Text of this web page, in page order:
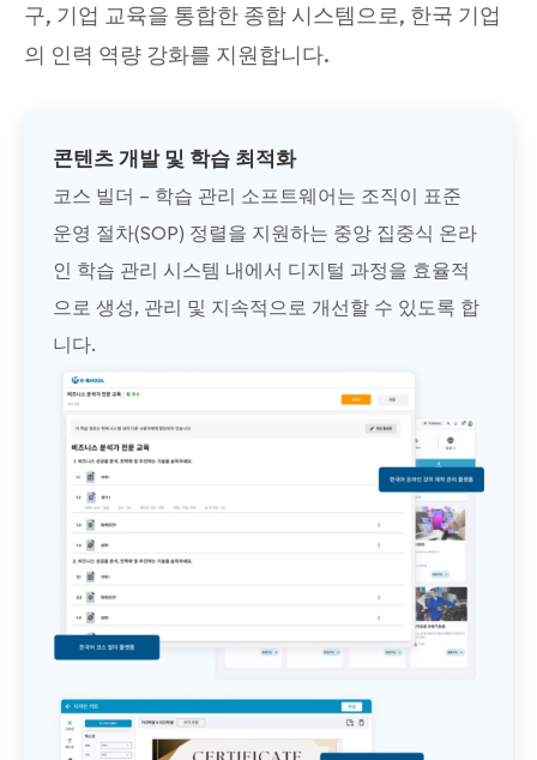
구, 기업 교육을 통합한 종합 시스템으로, 한국 기업
의 인력 역량 강화를 지원합니다.
콘텐츠 개발 및 학습 최적화
코스 빌더 – 학습 관리 소프트웨어는 조직이 표준
운영 절차(SOP) 정렬을 지원하는 중앙 집중식 온라
인 학습 관리 시스템 내에서 디지털 과정을 효율적
으로 생성, 관리 및 지속적으로 개선할 수 있도록 합
니다.